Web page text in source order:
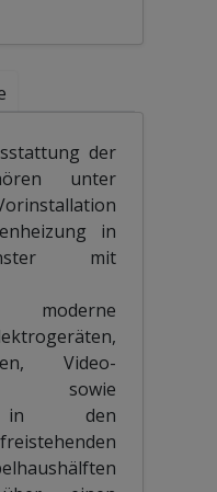
der
unter
in
mit
moderne
Video-
sowie
in den